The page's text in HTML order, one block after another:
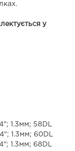
у
1.3мм; 58DL
1.3мм; 60DL
1.3мм; 68DL